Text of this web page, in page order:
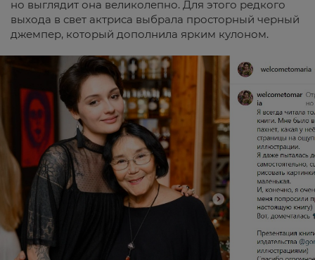
но выглядит она великолепно. Для этого редкого
выхода в свет актриса выбрала просторный черный
джемпер, который дополнила ярким кулоном.